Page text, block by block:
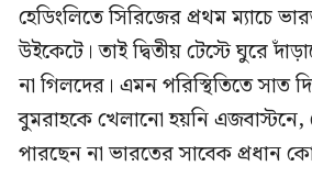
হেডিংলিতে সিরিজের প্রথম ম্যাচে
উইকেটে। তাই দ্বিতীয় টেস্টে ঘুরে
না গিলদের। এমন পরিস্থিতিতে সাত
বুমরাহকে খেলানো হয়নি এজবাস্টনে,
পারছেন না ভারতের সাবেক প্রধান